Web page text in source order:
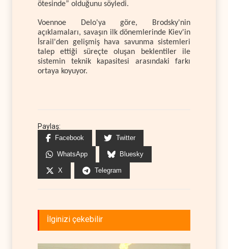
ötesinde” olduğunu söyledi.
Voennoe Delo'ya göre, Brodsky'nin
açıklamaları, savaşın ilk dönemlerinde Kiev'in
İsrail'den gelişmiş hava savunma sistemleri
talep ettiği süreçte oluşan beklentiler ile
sistemin teknik kapasitesi arasındaki farkı
ortaya koyuyor.
Paylaş:
Facebook Twitter
WhatsApp Bluesky
X Telegram
İlginizi çekebilir